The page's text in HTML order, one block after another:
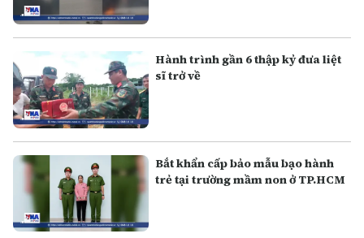
Hành trình gần 6 thập kỷ đưa liệt
sĩ trở về
Bắt khẩn cấp bảo mẫu bạo hành
trẻ tại trường mầm non ở TP.HCM